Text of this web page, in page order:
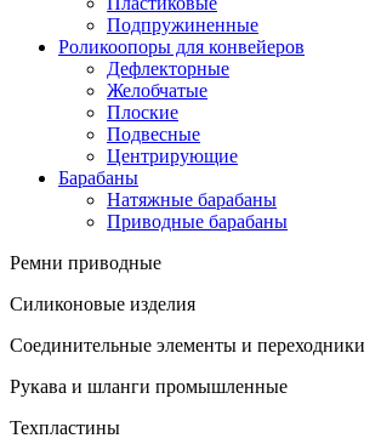
Подпружиненные
Роликоопоры для конвейеров
Дефлекторные
Желобчатые
Плоские
Подвесные
Центрирующие
Барабаны
Натяжные барабаны
Приводные барабаны
Ремни приводные
Силиконовые изделия
Соединительные элементы и переходники
Рукава и шланги промышленные
Техпластины